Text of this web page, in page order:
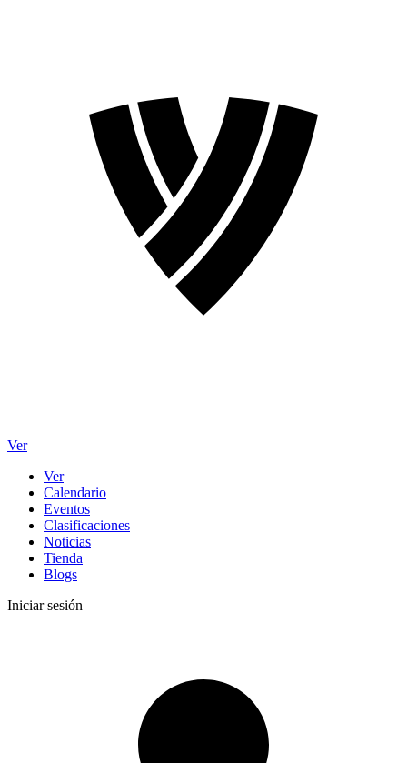
Ver
Ver
Calendario
Eventos
Clasificaciones
Noticias
Tienda
Blogs
Iniciar sesión